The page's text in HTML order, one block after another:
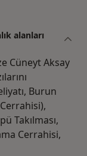
alanları
Cüneyt Aksay
Burun
Takılması,
Cerrahisi,